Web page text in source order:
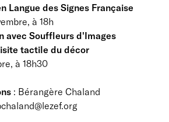
mais nous partageons
joyeux et la chance d’être
appétit de vivre. Nous avons
différence. Invisible. J’ai, moi,
de pouvoir nourrir cet appétit
important – parce que sa surdité
Langue des Signes Française
à 18h
avec Souffleurs d'Images
tactile du décor
à 18h30
: Bérangère Chaland